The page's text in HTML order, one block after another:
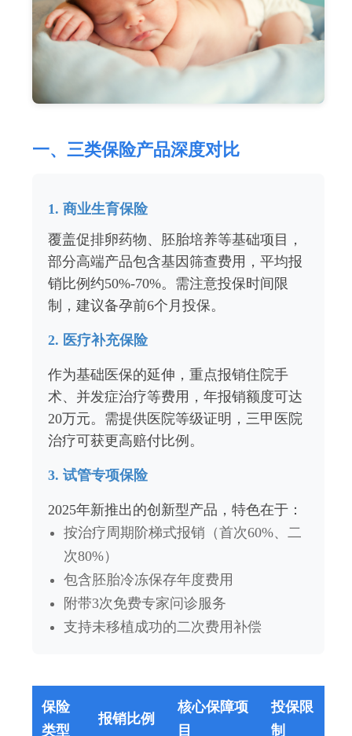
一、三类保险产品深度对比
1. 商业生育保险
覆盖促排卵药物、胚胎培养等基础项目，
部分高端产品包含基因筛查费用，平均报
销比例约50%-70%。需注意投保时间限
制，建议备孕前6个月投保。
2. 医疗补充保险
作为基础医保的延伸，重点报销住院手
术、并发症治疗等费用，年报销额度可达
20万元。需提供医院等级证明，三甲医院
治疗可获更高赔付比例。
3. 试管专项保险
2025年新推出的创新型产品，特色在于：
按治疗周期阶梯式报销（首次60%、二
次80%）
包含胚胎冷冻保存年度费用
附带3次免费专家问诊服务
支持未移植成功的二次费用补偿
保险
类型
报销比例
核心保障项
目
投保限
制